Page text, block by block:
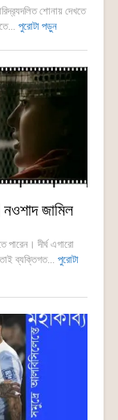
শোনায় দেখতে
পুরোটা পড়ুন
জামিল
পারেন। দীর্ঘ এগারো
ব্যক্তিগত... পুরোটা